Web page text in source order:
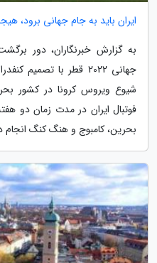
ایران باید به جام جهانی برود،
جهانی 2022 قطر با
شیوع ویروس کرونا در کشور
فوتبال ایران در مدت زمان دو
بحرین، کامبوج و هنگ کنگ انجام